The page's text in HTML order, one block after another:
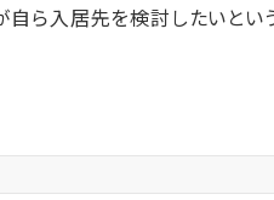
ら入居先を検討したいとい